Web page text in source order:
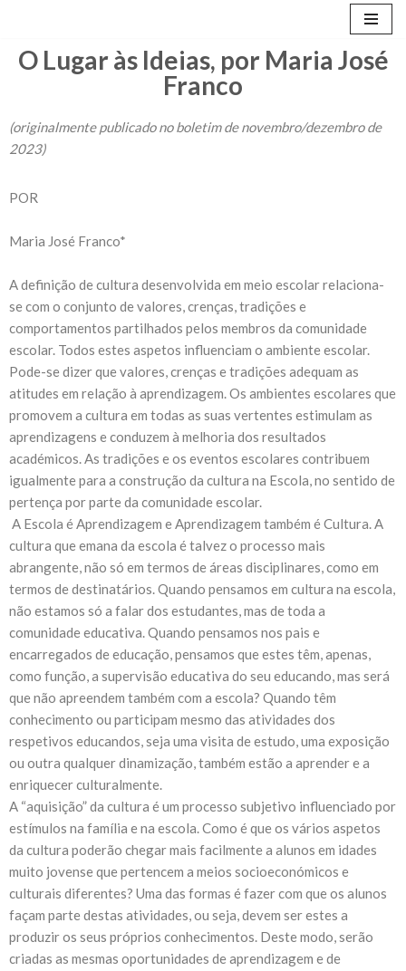
Avançar
para
O Lugar às Ideias, por Maria José
Franco
(originalmente publicado no boletim de novembro/dezembro de
2023)
POR
Maria José Franco*
A definição de cultura desenvolvida em meio escolar relaciona-
se com o conjunto de valores, crenças, tradições e
comportamentos partilhados pelos membros da comunidade
escolar. Todos estes aspetos influenciam o ambiente escolar.
Pode-se dizer que valores, crenças e tradições adequam as
atitudes em relação à aprendizagem. Os ambientes escolares que
promovem a cultura em todas as suas vertentes estimulam as
aprendizagens e conduzem à melhoria dos resultados
académicos. As tradições e os eventos escolares contribuem
igualmente para a construção da cultura na Escola, no sentido de
pertença por parte da comunidade escolar.
A Escola é Aprendizagem e Aprendizagem também é Cultura. A
cultura que emana da escola é talvez o processo mais
abrangente, não só em termos de áreas disciplinares, como em
termos de destinatários. Quando pensamos em cultura na escola,
não estamos só a falar dos estudantes, mas de toda a
comunidade educativa. Quando pensamos nos pais e
encarregados de educação, pensamos que estes têm, apenas,
como função, a supervisão educativa do seu educando, mas será
que não apreendem também com a escola? Quando têm
conhecimento ou participam mesmo das atividades dos
respetivos educandos, seja uma visita de estudo, uma exposição
ou outra qualquer dinamização, também estão a aprender e a
enriquecer culturalmente.
A “aquisição” da cultura é um processo subjetivo influenciado por
estímulos na família e na escola. Como é que os vários aspetos
da cultura poderão chegar mais facilmente a alunos em idades
muito jovense que pertencem a meios socioeconómicos e
culturais diferentes? Uma das formas é fazer com que os alunos
façam parte destas atividades, ou seja, devem ser estes a
produzir os seus próprios conhecimentos. Deste modo, serão
criadas as mesmas oportunidades de aprendizagem e de